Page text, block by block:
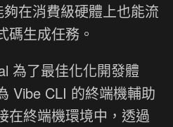
在消費級硬體上也能流
碼生成任務。
為了最佳化化開發體
Vibe CLI 的終端機輔助
在終端機環境中，透過